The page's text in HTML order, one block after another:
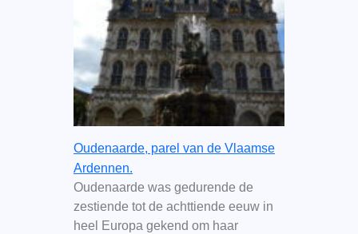
Oudenaarde, parel van de Vlaamse
Ardennen.
Oudenaarde was gedurende de
zestiende tot de achttiende eeuw in
heel Europa gekend om haar